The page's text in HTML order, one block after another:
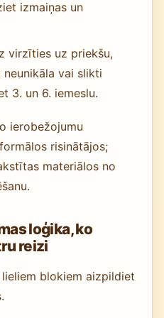
izmaiņas un
virzīties uz priekšu,
vai slikti
3. un 6. iemeslu.
ierobežojumu
risinātājos;
materiālos no
loģika, ko
reizi
lieliem blokiem aizpildiet